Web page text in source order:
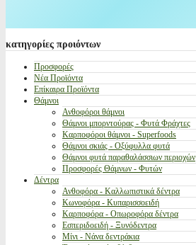
κατηγορίες προιόντων
Προσφορές
Νέα Προϊόντα
Επίκαιρα Προϊόντα
Θάμνοι
Ανθοφόροι θάμνοι
Θάμνοι μπορντούρας - Φυτά Φράχτες
Καρποφόροι θάμνοι - Superfoods
Θάμνοι σκιάς - Οξύφυλλα φυτά
Θάμνοι φυτά παραθαλάσσιων περιοχών
Προσφορές Θάμνων - Φυτών
Δέντρα
Ανθοφόρα - Καλλωπιστικά δέντρα
Κωνοφόρα - Κυπαρισσοειδή
Καρποφόρα - Οπωροφόρα δέντρα
Εσπεριδοειδή - Ξυνόδεντρα
Μίνι - Νάνα δεντράκια